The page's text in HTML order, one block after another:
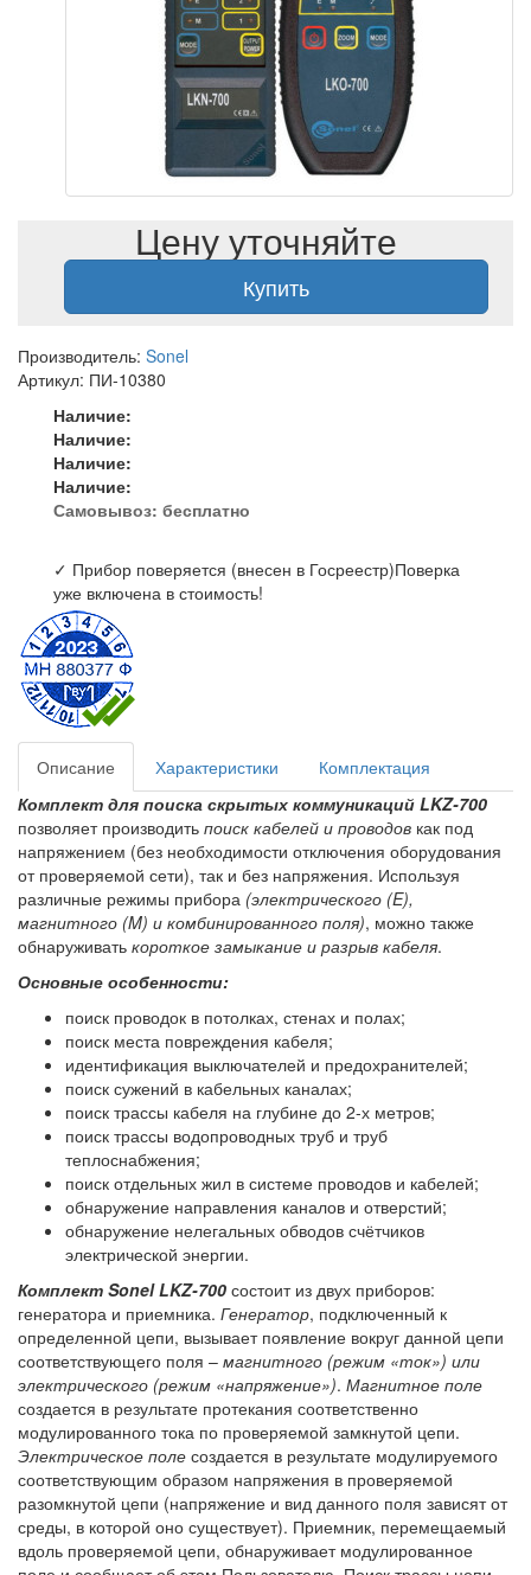
Цену уточняйте
Купить
Производитель: Sonel
Артикул: ПИ-10380
Наличие:
Наличие:
Наличие:
Наличие:
Самовывоз: бесплатно
✓ Прибор поверяется (внесен в Госреестр)Поверка
уже включена в стоимость!
Описание Характеристики
Комплектация
Комплект для поиска скрытых коммуникаций LKZ-700
позволяет производить поиск кабелей и проводов как под
напряжением (без необходимости отключения оборудования
от проверяемой сети), так и без напряжения. Используя
различные режимы прибора (электрического (E),
магнитного (M) и комбинированного поля), можно также
обнаруживать короткое замыкание и разрыв кабеля.
Основные особенности:
поиск проводок в потолках, стенах и полах;
поиск места повреждения кабеля;
идентификация выключателей и предохранителей;
поиск сужений в кабельных каналах;
поиск трассы кабеля на глубине до 2-х метров;
поиск трассы водопроводных труб и труб
теплоснабжения;
поиск отдельных жил в системе проводов и кабелей;
обнаружение направления каналов и отверстий;
обнаружение нелегальных обводов счётчиков
электрической энергии.
Комплект Sonel LKZ-700 состоит из двух приборов:
генератора и приемника. Генератор, подключенный к
определенной цепи, вызывает появление вокруг данной цепи
соответствующего поля – магнитного (режим «ток») или
электрического (режим «напряжение»). Магнитное поле
создается в результате протекания соответственно
модулированного тока по проверяемой замкнутой цепи.
Электрическое поле создается в результате модулируемого
соответствующим образом напряжения в проверяемой
разомкнутой цепи (напряжение и вид данного поля зависят от
среды, в которой оно существует). Приемник, перемещаемый
вдоль проверяемой цепи, обнаруживает модулированное